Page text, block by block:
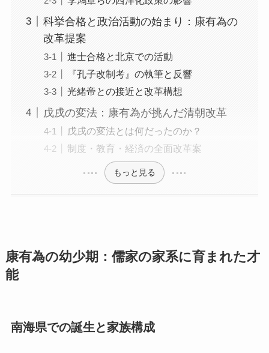
科挙合格と政治活動の始まり：康有為の
改革提案
進士合格と北京での活動
『孔子改制考』の執筆と反響
光緒帝との接近と改革構想
戊戌の変法：康有為が挑んだ清朝改革
戊戌の変法とは何だったのか？
制度・教育・経済の全面改革案
もっと見る
康有為の幼少期：儒家の家系に育まれた才
能
南海県での誕生と家族構成